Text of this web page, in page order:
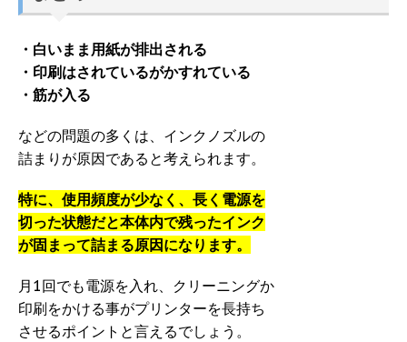
・白いまま用紙が排出される
・印刷はされているがかすれている
・筋が入る
などの問題の多くは、インクノズルの
詰まりが原因であると考えられます。
特に、使用頻度が少なく、長く電源を
切った状態だと本体内で残ったインク
が固まって詰まる原因になります。
月1回でも電源を入れ、クリーニングか
印刷をかける事がプリンターを長持ち
させるポイントと言えるでしょう。